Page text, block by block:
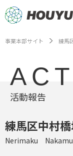
事業本部サイト 練馬
活動報告
練馬区中村
Nerimaku